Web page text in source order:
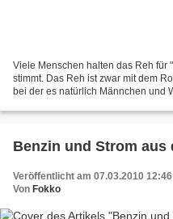
Viele Menschen halten das Reh für
stimmt. Das Reh ist zwar mit dem
bei der es natürlich Männchen und
Benzin und Strom aus
Veröffentlicht am 07.03.2010 12:46
Von Fokko